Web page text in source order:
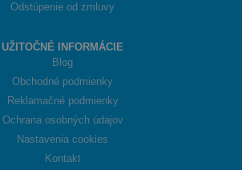
Odstúpenie od zmluvy
UŽITOČNÉ INFORMÁCIE
Blog
Obchodné podmienky
Reklamačné podmienky
Ochrana osobných údajov
Nastavenia cookies
Kontakt